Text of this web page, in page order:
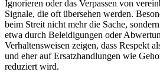
Ignorieren oder das Verpassen von
Signale, die oft übersehen werden.
beim Streit nicht mehr die Sache,
etwa durch Beleidigungen oder
Verhaltensweisen zeigen, dass Respekt
und eher auf Ersatzhandlungen wie
reduziert wird.